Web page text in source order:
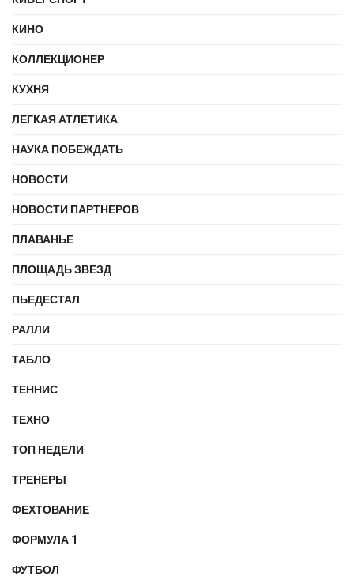
КИНО
КОЛЛЕКЦИОНЕР
КУХНЯ
ЛЕГКАЯ АТЛЕТИКА
НАУКА ПОБЕЖДАТЬ
НОВОСТИ
НОВОСТИ ПАРТНЕРОВ
ПЛАВАНЬЕ
ПЛОЩАДЬ ЗВЕЗД
ПЬЕДЕСТАЛ
РАЛЛИ
ТАБЛО
ТЕННИС
ТЕХНО
ТОП НЕДЕЛИ
ТРЕНЕРЫ
ФЕХТОВАНИЕ
ФОРМУЛА 1
ФУТБОЛ